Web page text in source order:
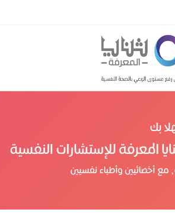
بك
المعرفة للإستشارات النفسية
مع أخصائيين وأطباء نفسيين